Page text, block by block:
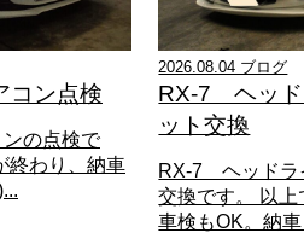
ン点検
の点検で
終わり、納車
2026.08.04 ブログ
RX-7 ヘッド
ット交換
RX-7 ヘッドラ
交換です。 以上
車検もOK。納